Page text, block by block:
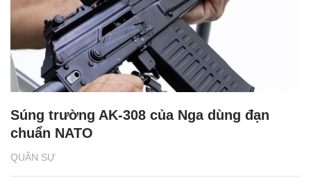
QUÂN SỰ
Súng trường AK-308 của Nga dùng đạn
chuẩn NATO